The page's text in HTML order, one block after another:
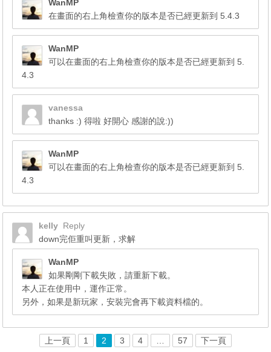
WanMP
在畫面的右上角檢查你的版本是否已經更新到 5.4.3
WanMP
可以在畫面的右上角檢查你的版本是否已經更新到 5.
4.3
vanessa
thanks :) 得啦 好開心 感謝的說:))
WanMP
可以在畫面的右上角檢查你的版本是否已經更新到 5.
4.3
kelly Reply
down完佢重叫更新，求解
WanMP
如果剛剛下載失敗，請重新下載。
本人正在使用中，運作正常。
另外，如果是新玩家，安裝完會再下載資料檔的。
上一頁 1 2 3 4 57 下一頁